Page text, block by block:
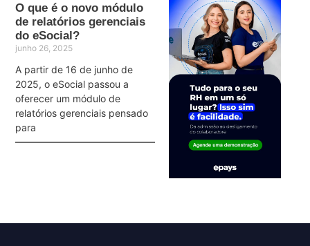
O que é o novo módulo
de relatórios gerenciais
do eSocial?
junho 26, 2025
A partir de 16 de junho de
2025, o eSocial passou a
oferecer um módulo de
relatórios gerenciais pensado
para